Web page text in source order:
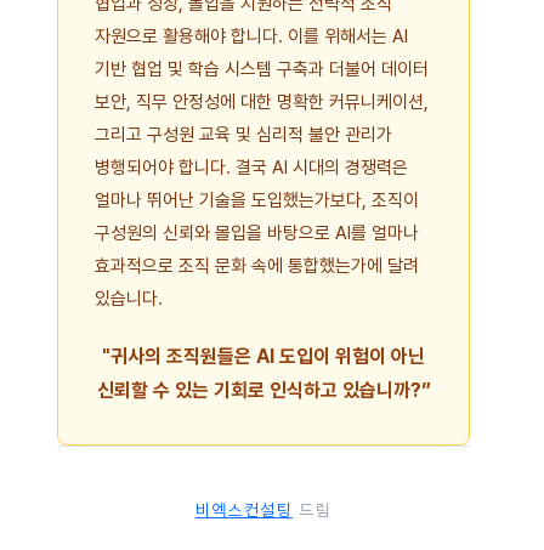
자원으로 활용해야 합니다. 이를 위해서는 AI
기반 협업 및 학습 시스템 구축과 더불어 데이터
보안, 직무 안정성에 대한 명확한 커뮤니케이션,
그리고 구성원 교육 및 심리적 불안 관리가
병행되어야 합니다. 결국 AI 시대의 경쟁력은
얼마나 뛰어난 기술을 도입했는가보다, 조직이
구성원의 신뢰와 몰입을 바탕으로 AI를 얼마나
효과적으로 조직 문화 속에 통합했는가에 달려
있습니다.
"귀사의 조직원들은 AI 도입이 위험이 아닌
신뢰할 수 있는 기회로 인식하고 있습니까?”
비엑스컨설팅 드림